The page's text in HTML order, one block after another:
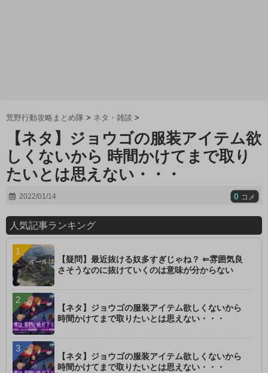
荒野行動攻略まとめ隊 > ネタ・雑談 >
【ネタ】ジョウゴの服装アイテム欲
しくないから 時間かけてまで取り
たいとは思えない・・・
2022/01/14 0 コメ
人気記事ランキング
【疑問】最近抜ける奴多すぎじゃね？ ⇐雰囲気良
さそうなのに抜けていくのは意味が分からない
【ネタ】ジョウゴの服装アイテム欲しくないから
時間かけてまで取りたいとは思えない・・・
【ネタ】ジョウゴの服装アイテム欲しくないから
時間かけてまで取りたいとは思えない・・・